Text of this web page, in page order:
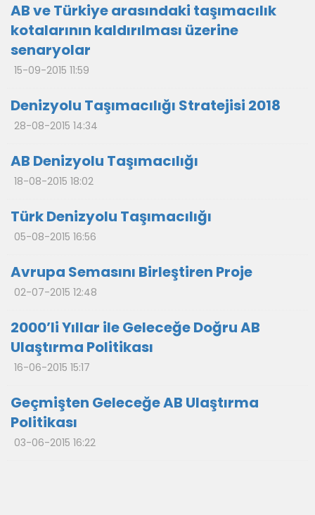
AB ve Türkiye arasındaki taşımacılık
kotalarının kaldırılması üzerine
senaryolar
15-09-2015 11:59
Denizyolu Taşımacılığı Stratejisi 2018
28-08-2015 14:34
AB Denizyolu Taşımacılığı
18-08-2015 18:02
Türk Denizyolu Taşımacılığı
05-08-2015 16:56
Avrupa Semasını Birleştiren Proje
02-07-2015 12:48
2000’li Yıllar ile Geleceğe Doğru AB
Ulaştırma Politikası
16-06-2015 15:17
Geçmişten Geleceğe AB Ulaştırma
Politikası
03-06-2015 16:22